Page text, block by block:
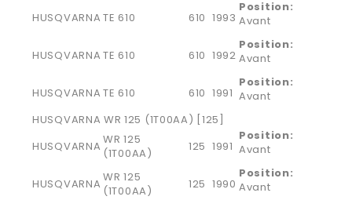
HUSQVARNA TE 610 610 1993
Position:
Avant
HUSQVARNA TE 610 610 1992
Position:
Avant
HUSQVARNA TE 610 610 1991
Position:
Avant
HUSQVARNA WR 125 (1T00AA) [125]
HUSQVARNA WR 125
(1T00AA)
125 1991
Position:
Avant
HUSQVARNA WR 125
(1T00AA)
125 1990
Position:
Avant